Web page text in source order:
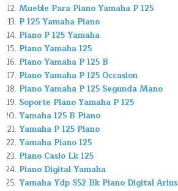
Mueble Para Piano Yamaha P 125
P 125 Yamaha Piano
Piano P 125 Yamaha
Piano Yamaha 125
Piano Yamaha P 125 B
Piano Yamaha P 125 Occasion
Piano Yamaha P 125 Segunda Mano
Soporte Piano Yamaha P 125
Yamaha 125 B Piano
Yamaha P 125 Piano
Yamaha Piano 125
Piano Casio Lk 125
Piano Digital Yamaha
Yamaha Ydp S52 Bk Piano Digital Arius